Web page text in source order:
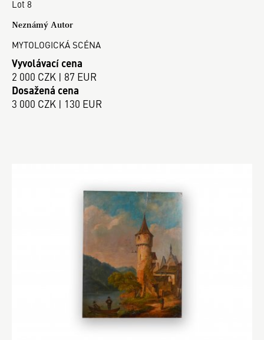
Lot 8
Neznámý Autor
MYTOLOGICKÁ SCÉNA
Vyvolávací cena
2 000 CZK | 87 EUR
Dosažená cena
3 000 CZK | 130 EUR